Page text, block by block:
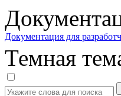
Документация для
Темная